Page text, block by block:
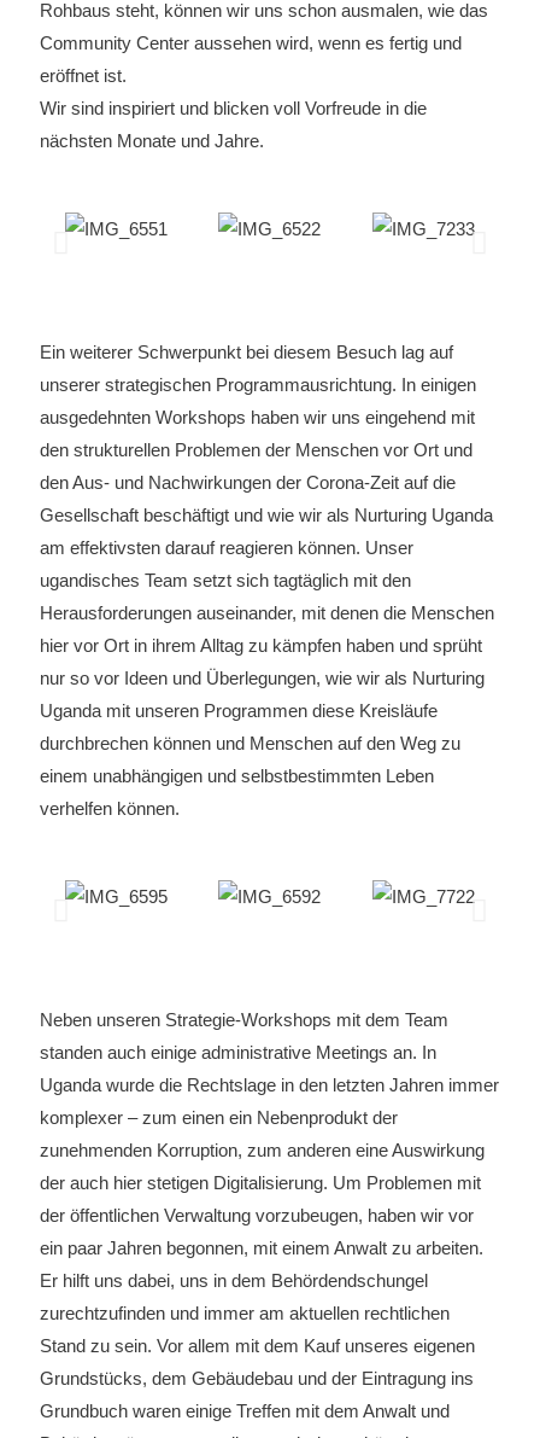
Rohbaus steht, können wir uns schon ausmalen, wie das
Community Center aussehen wird, wenn es fertig und
eröffnet ist.
Wir sind inspiriert und blicken voll Vorfreude in die
nächsten Monate und Jahre.
Ein weiterer Schwerpunkt bei diesem Besuch lag auf
unserer strategischen Programmausrichtung. In einigen
ausgedehnten Workshops haben wir uns eingehend mit
den strukturellen Problemen der Menschen vor Ort und
den Aus- und Nachwirkungen der Corona-Zeit auf die
Gesellschaft beschäftigt und wie wir als Nurturing Uganda
am effektivsten darauf reagieren können. Unser
ugandisches Team setzt sich tagtäglich mit den
Herausforderungen auseinander, mit denen die Menschen
hier vor Ort in ihrem Alltag zu kämpfen haben und sprüht
nur so vor Ideen und Überlegungen, wie wir als Nurturing
Uganda mit unseren Programmen diese Kreisläufe
durchbrechen können und Menschen auf den Weg zu
einem unabhängigen und selbstbestimmten Leben
verhelfen können.
Neben unseren Strategie-Workshops mit dem Team
standen auch einige administrative Meetings an. In
Uganda wurde die Rechtslage in den letzten Jahren immer
komplexer – zum einen ein Nebenprodukt der
zunehmenden Korruption, zum anderen eine Auswirkung
der auch hier stetigen Digitalisierung. Um Problemen mit
der öffentlichen Verwaltung vorzubeugen, haben wir vor
ein paar Jahren begonnen, mit einem Anwalt zu arbeiten.
Er hilft uns dabei, uns in dem Behördendschungel
zurechtzufinden und immer am aktuellen rechtlichen
Stand zu sein. Vor allem mit dem Kauf unseres eigenen
Grundstücks, dem Gebäudebau und der Eintragung ins
Grundbuch waren einige Treffen mit dem Anwalt und